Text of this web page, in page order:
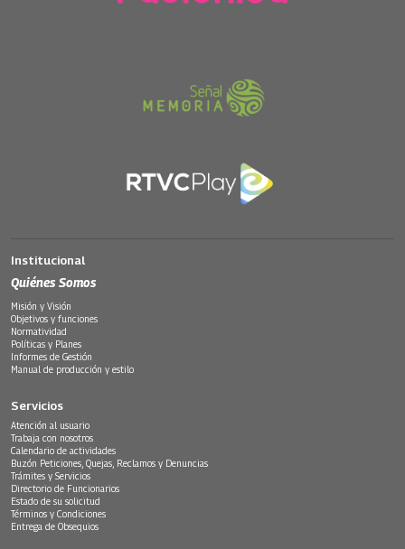
Institucional
Quiénes Somos
Misión y Visión
Objetivos y funciones
Normatividad
Políticas y Planes
Informes de Gestión
Manual de producción y estilo
Servicios
Atención al usuario
Trabaja con nosotros
Calendario de actividades
Buzón Peticiones, Quejas, Reclamos y Denuncias
Trámites y Servicios
Directorio de Funcionarios
Estado de su solicitud
Términos y Condiciones
Entrega de Obsequios